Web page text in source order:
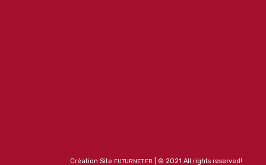
Création Site FUTURNET.FR | © 2021 All rights reserved!